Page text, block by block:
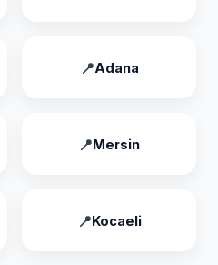
Adana
Mersin
Kocaeli